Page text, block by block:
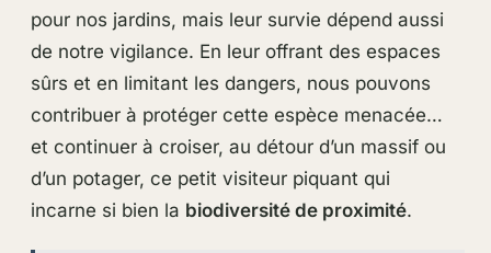
pour nos jardins, mais leur survie dépend aussi
de notre vigilance. En leur offrant des espaces
sûrs et en limitant les dangers, nous pouvons
contribuer à protéger cette espèce menacée…
et continuer à croiser, au détour d’un massif ou
d’un potager, ce petit visiteur piquant qui
incarne si bien la biodiversité de proximité.